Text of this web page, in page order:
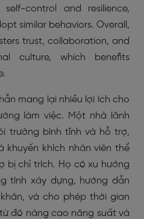
control and resilience,
similar behaviors. Overall,
trust, collaboration, and
culture, which benefits
mang lại nhiều lợi ích cho
làm việc. Một nhà lãnh
trường bình tĩnh và hỗ trợ,
khích nhân viên thể
bị chỉ trích. Họ có xu hướng
tính xây dựng, hướng dẫn
và cho phép thời gian
đó nâng cao năng suất và